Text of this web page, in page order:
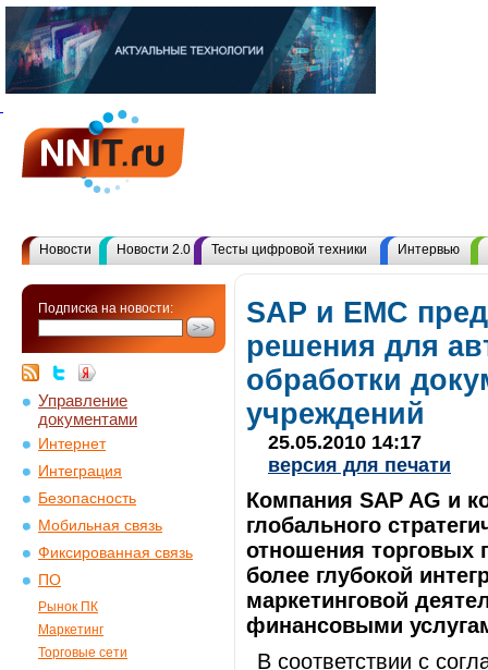
Новости Новости 2.0 Тесты цифровой техники Интервью
Подписка на новости:
Управление
документами
Интернет
Интеграция
Безопасность
Мобильная связь
Фиксированная связь
ПО
Рынок ПК
Маркетинг
Торговые сети
SAP и EMC
решения для
обработки
учреждений
25.05.2010 14:17
версия для печати
Компания SAP AG и
глобального
отношения торговых
более глубокой
маркетинговой
финансовыми
В соответствии с